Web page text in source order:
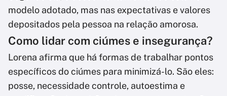
modelo adotado, mas nas expectativas e valores
depositados pela pessoa na relação amorosa.
Como lidar com ciúmes e insegurança?
Lorena afirma que há formas de trabalhar pontos
específicos do ciúmes para minimizá-lo. São eles:
posse, necessidade controle, autoestima e